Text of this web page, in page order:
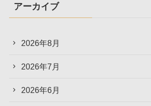
アーカイブ
2026年8月
2026年7月
2026年6月